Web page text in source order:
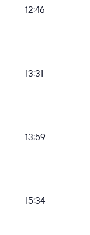
12:46
13:31
13:59
15:34